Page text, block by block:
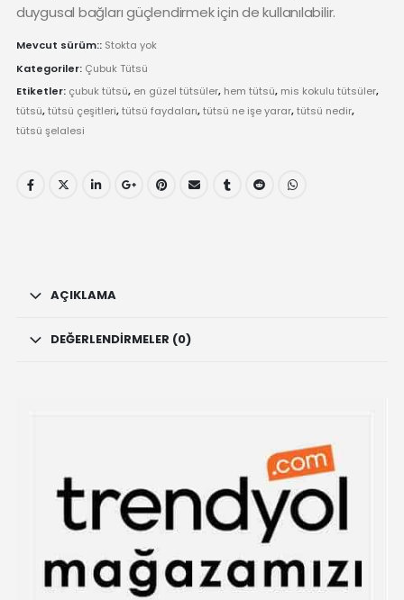
duygusal bağları güçlendirmek için de kullanılabilir.
Mevcut sürüm:: Stokta yok
Kategoriler: Çubuk Tütsü
Etiketler: çubuk tütsü, en güzel tütsüler, hem tütsü, mis kokulu tütsüler,
tütsü,tütsü çeşitleri,tütsü faydaları,tütsü ne işe yarar,tütsü nedir,
tütsü şelalesi
AÇIKLAMA
DEĞERLENDIRMELER (0)